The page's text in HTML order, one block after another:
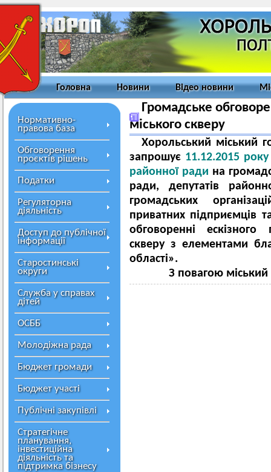
Головна Новини Відео новини
Нормативно-
правова база
Обговорення
проєктів рішень
Податки
Регуляторна
діяльність
Доступ до публічної
інформації
Старостинські
округи
Служба у справах
дітей
ОСББ
Молодіжна рада
Бюджет громади
Бюджет участі
Публічні закупівлі
Стратегічне
планування,
інвестиційна
діяльність та
підтримка бізнесу
Громадське
міського скверу
Хорольський міський
запрошує 11.12.2015
районної ради на
ради, депутатів
громадських
приватних підприємців
обговоренні ескізного
скверу з елементами
області».
З повагою міський